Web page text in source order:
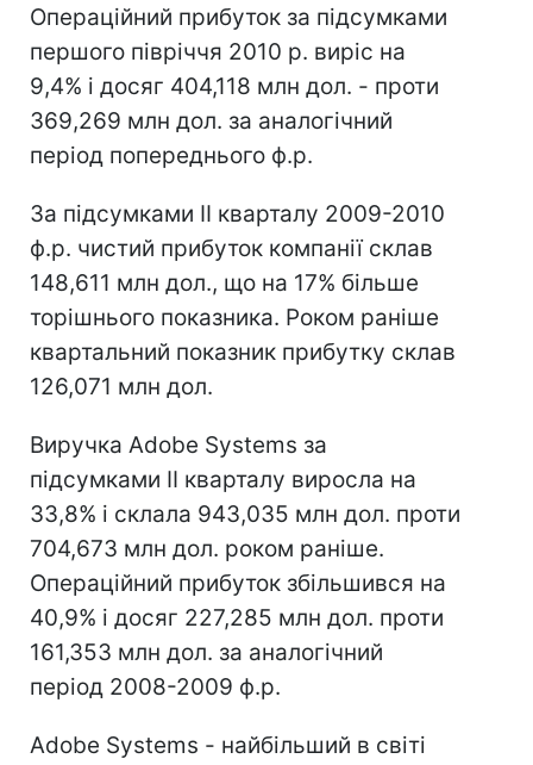
Операційний прибуток за підсумками
першого півріччя 2010 р. виріс на
9,4% і досяг 404,118 млн дол. - проти
369,269 млн дол. за аналогічний
період попереднього ф.р.
За підсумками II кварталу 2009-2010
ф.р. чистий прибуток компанії склав
148,611 млн дол., що на 17% більше
торішнього показника. Роком раніше
квартальний показник прибутку склав
126,071 млн дол.
Виручка Adobe Systems за
підсумками II кварталу виросла на
33,8% і склала 943,035 млн дол. проти
704,673 млн дол. роком раніше.
Операційний прибуток збільшився на
40,9% і досяг 227,285 млн дол. проти
161,353 млн дол. за аналогічний
період 2008-2009 ф.р.
Adobe Systems - найбільший в світі